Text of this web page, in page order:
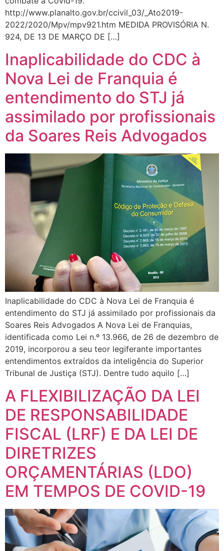
http://www.planalto.gov.br/ccivil_03/_Ato2019-
2022/2020/Mpv/mpv921.htm MEDIDA PROVISÓRIA N.
924, DE 13 DE MARÇO DE […]
Inaplicabilidade do CDC à
Nova Lei de Franquia é
entendimento do STJ já
assimilado por profissionais
da Soares Reis Advogados
Inaplicabilidade do CDC à Nova Lei de Franquia é
entendimento do STJ já assimilado por profissionais da
Soares Reis Advogados A Nova Lei de Franquias,
identificada como Lei n.º 13.966, de 26 de dezembro de
2019, incorporou a seu teor legiferante importantes
entendimentos extraídos da inteligência do Superior
Tribunal de Justiça (STJ). Dentre tudo aquilo […]
A FLEXIBILIZAÇÃO DA LEI
DE RESPONSABILIDADE
FISCAL (LRF) E DA LEI DE
DIRETRIZES
ORÇAMENTÁRIAS (LDO)
EM TEMPOS DE COVID-19